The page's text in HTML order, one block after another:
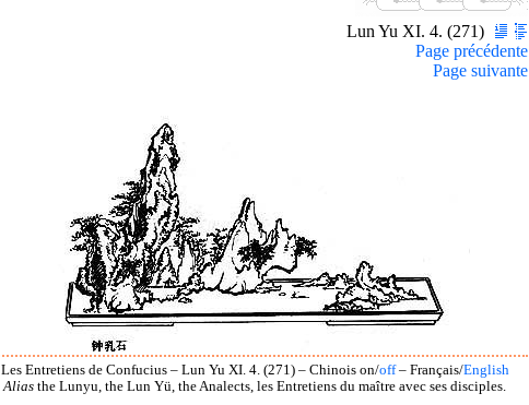
Lun Yu XI. 4. (271)
Page précédente
Page suivante
Les Entretiens de Confucius – Lun Yu XI. 4. (271) – Chinois on/off– Français/English
Alias the Lunyu, the Lun Yü, the Analects, les Entretiens du maître avec ses disciples.